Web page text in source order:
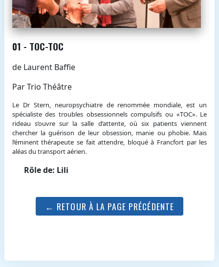
01 - TOC-TOC
de Laurent Baffie
Par Trio Théâtre
Le Dr Stern, neuropsychiatre de renommée mondiale, est un
spécialiste des troubles obsessionnels compulsifs ou «TOC». Le
rideau s’ouvre sur la salle d’attente, où six patients viennent
chercher la guérison de leur obsession, manie ou phobie. Mais
l’éminent thérapeute se fait attendre, bloqué à Francfort par les
aléas du transport aérien.
Rôle de: Lili
← RETOUR À LA PAGE PRÉCÉDENTE